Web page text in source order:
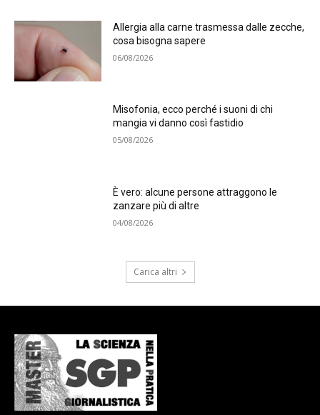
Allergia alla carne trasmessa dalle zecche,
cosa bisogna sapere
06/08/2026
Misofonia, ecco perché i suoni di chi
mangia vi danno così fastidio
05/08/2026
È vero: alcune persone attraggono le
zanzare più di altre
04/08/2026
Carica altri